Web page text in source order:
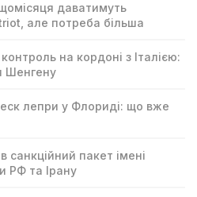
даватимуть
але потреба більша
на кордоні з Італією:
Шенгену
лепри у Флориді: що вже
пакет імені
РФ та Ірану